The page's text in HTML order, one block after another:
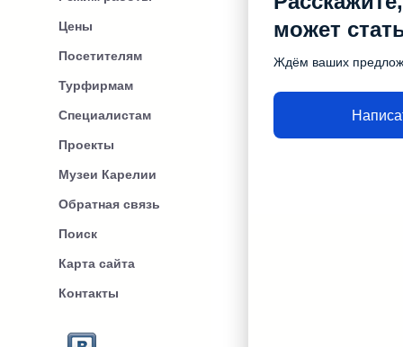
Цены
Посетителям
Турфирмам
Специалистам
Проекты
Музеи Карелии
Обратная связь
Поиск
Карта сайта
Контакты
может
Ждём ваших